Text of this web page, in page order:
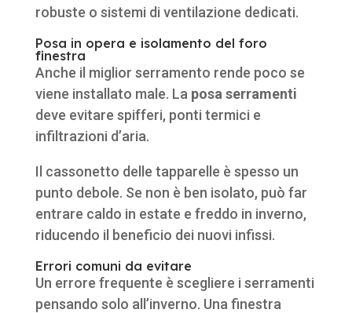
robuste o sistemi di ventilazione dedicati.
Posa in opera e isolamento del foro
finestra
Anche il miglior serramento rende poco se
viene installato male. La posa serramenti
deve evitare spifferi, ponti termici e
infiltrazioni d’aria.
Il cassonetto delle tapparelle è spesso un
punto debole. Se non è ben isolato, può far
entrare caldo in estate e freddo in inverno,
riducendo il beneficio dei nuovi infissi.
Errori comuni da evitare
Un errore frequente è scegliere i serramenti
pensando solo all’inverno. Una finestra